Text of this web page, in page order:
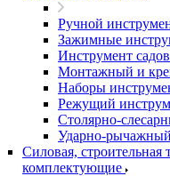
Ручной
Зажимные
Инструмент
Монтажный и
Наборы
Режущий
Столярно-
Ударно-
Силовая, строительная
комплектующие